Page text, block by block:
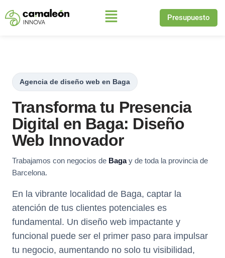
Saltar
Presupuesto
Agencia de diseño web en Baga
Transforma tu Presencia
Digital en Baga: Diseño
Web Innovador
Trabajamos con negocios de Bagay de toda la provincia de
Barcelona.
En la vibrante localidad de Baga, captar la
atención de tus clientes potenciales es
fundamental. Un diseño web impactante y
funcional puede ser el primer paso para impulsar
tu negocio, aumentando no solo tu visibilidad,